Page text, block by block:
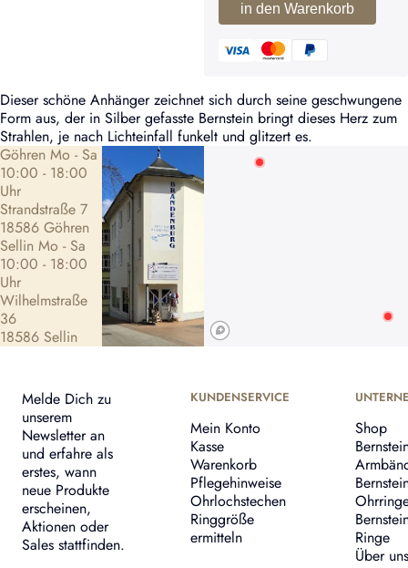
in den Warenkorb
Dieser schöne Anhänger zeichnet sich durch seine geschwungene
Form aus, der in Silber gefasste Bernstein bringt dieses Herz zum
Strahlen, je nach Lichteinfall funkelt und glitzert es.
Göhren Mo - Sa
10:00 - 18:00
Uhr
Strandstraße 7
18586 Göhren
Sellin Mo - Sa
10:00 - 18:00
Uhr
Wilhelmstraße
36
18586 Sellin
Melde Dich zu
unserem
Newsletter an
und erfahre als
erstes, wann
neue Produkte
erscheinen,
Aktionen oder
Sales stattfinden.
KUNDENSERVICE
Mein Konto
Kasse
Warenkorb
Pflegehinweise
Ohrlochstechen
Ringgröße
ermitteln
Shop
Ringe
Über uns